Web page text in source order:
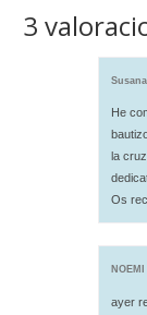
3
Susana
He
la
Os
NOEMI
ayer